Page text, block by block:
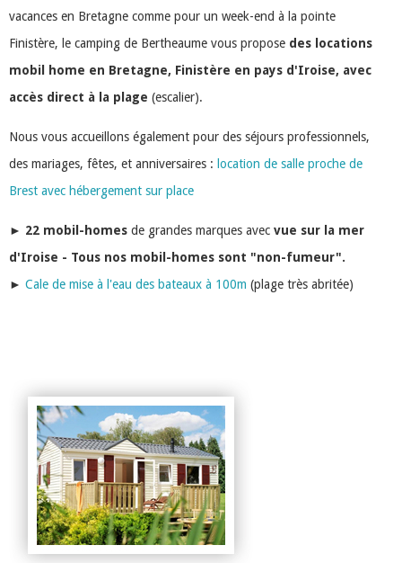
vacances en Bretagne comme pour un week-end à la pointe
Finistère, le camping de Bertheaume vous propose des locations
mobil home en Bretagne, Finistère en pays d'Iroise, avec
accès direct à la plage (escalier).
Nous vous accueillons également pour des séjours professionnels,
des mariages, fêtes, et anniversaires : location de salle proche de
Brest avec hébergement sur place
► 22 mobil-homes de grandes marques avec vue sur la mer
d'Iroise - Tous nos mobil-homes sont "non-fumeur".
► Cale de mise à l'eau des bateaux à 100m (plage très abritée)